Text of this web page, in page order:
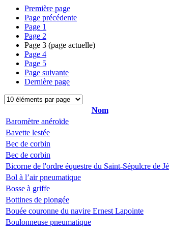
Première page
Page précédente
Page 1
Page 2
Page 3 (page actuelle)
Page 4
Page 5
Page suivante
Dernière page
Nom
Baromètre anéroïde
Bavette lestée
Bec de corbin
Bec de corbin
Bicorne de l'ordre équestre du Saint-Sépulcre de
Bol à l’air pneumatique
Bosse à griffe
Bottines de plongée
Bouée couronne du navire Ernest Lapointe
Boulonneuse pneumatique